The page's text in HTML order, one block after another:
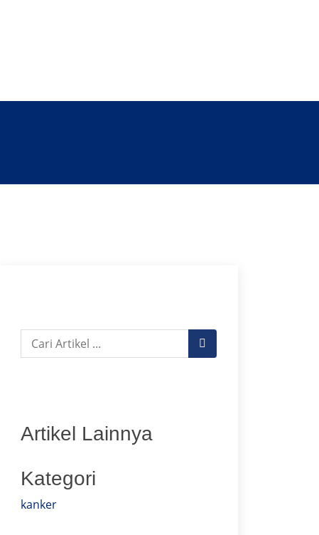
Artikel Lainnya
Kategori
kanker